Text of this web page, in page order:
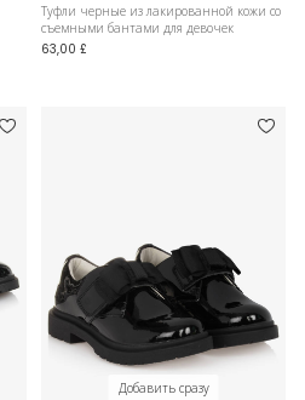
Туфли черные из лакированной кожи со
съемными бантами для девочек
63,00 £
Добавить сразу